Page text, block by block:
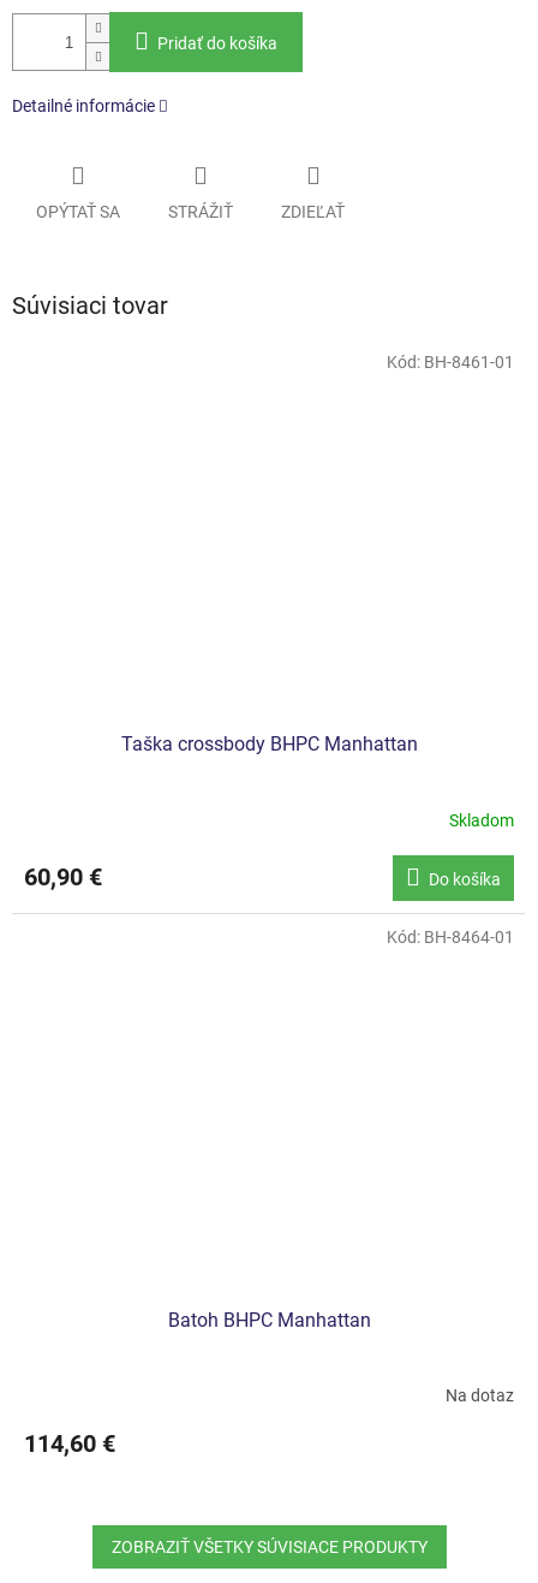
Pridať do košíka
Detailné informácie
OPÝTAŤ SA STRÁŽIŤ ZDIEĽAŤ
Súvisiaci tovar
Taška crossbody BHPC Manhattan
Skladom
60,90 € Do košíka
Kód: BH-8461-01
Batoh BHPC Manhattan
Na dotaz
114,60 €
Kód: BH-8464-01
ZOBRAZIŤ VŠETKY SÚVISIACE PRODUKTY